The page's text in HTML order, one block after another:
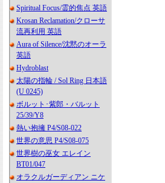
Spiritual Focus/霊的焦点 英語
Krosan Reclamation/クローサ
流再利用 英語
Aura of Silence/沈黙のオーラ
英語
Hydroblast
太陽の指輪 / Sol Ring 日本語
(U 0245)
ボルット･紫郎・バルット
25/39/Y8
熱い抱擁 P4/S08-022
世界の意思 P4/S08-075
世界樹の巫女 エレイン
BT01/047
オラクルガーディアン ニケ